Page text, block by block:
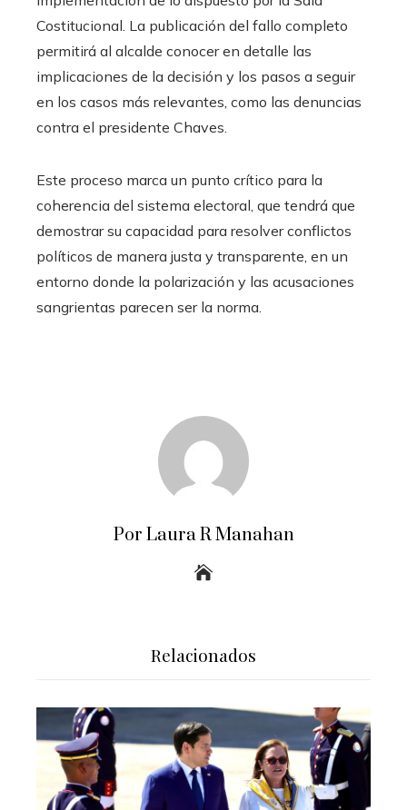
Costitucional. La publicación del fallo completo
permitirá al alcalde conocer en detalle las
implicaciones de la decisión y los pasos a seguir
en los casos más relevantes, como las denuncias
contra el presidente Chaves.
Este proceso marca un punto crítico para la
coherencia del sistema electoral, que tendrá que
demostrar su capacidad para resolver conflictos
políticos de manera justa y transparente, en un
entorno donde la polarización y las acusaciones
sangrientas parecen ser la norma.
Por Laura R Manahan
Relacionados